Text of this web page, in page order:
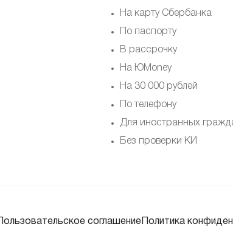
На карту Сбербанка
По паспорту
В рассрочку
На ЮMoney
На 30 000 рублей
По телефону
Для иностранных
Без проверки КИ
Пользовательское соглашение Политика